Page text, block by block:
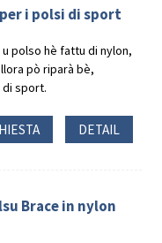
i polsi di sport
polso hè fattu di nylon,
pò riparà bè,
sport.
DETAIL
Brace in nylon